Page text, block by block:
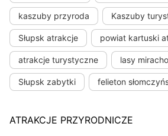
kaszuby przyroda Kaszuby
Słupsk atrakcje powiat kartuski
atrakcje turystyczne lasy
Słupsk zabytki felieton
ATRAKCJE PRZYRODNICZE